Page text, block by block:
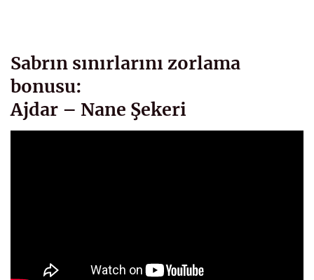
Sabrın sınırlarını zorlama
bonusu:
Ajdar – Nane Şekeri